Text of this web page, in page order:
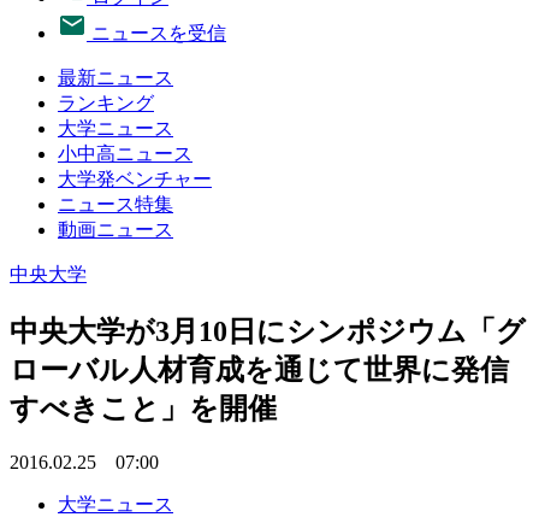
ニュースを受信
最新ニュース
ランキング
大学ニュース
小中高ニュース
大学発ベンチャー
ニュース特集
動画ニュース
中央大学
中央大学が3月10日にシンポジウム「グ
ローバル人材育成を通じて世界に発信
すべきこと」を開催
2016.02.25 07:00
大学ニュース